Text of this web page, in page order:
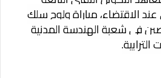
عند الاقتضاء، مباراة ولوج سلك
في شعبة الهندسة المدنية